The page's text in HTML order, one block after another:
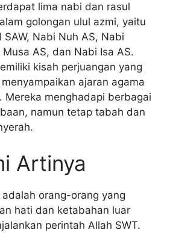
lima nabi dan rasul
golongan ulul azmi, yaitu
Nabi Nuh AS, Nabi
AS, dan Nabi Isa AS.
kisah perjuangan yang
ajaran agama
Mereka menghadapi berbagai
namun tetap tabah dan
Artinya
orang-orang yang
hati dan ketabahan luar
perintah Allah SWT.